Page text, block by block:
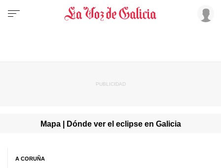
Mapa | Dónde ver el eclipse en Galicia
A CORUÑA